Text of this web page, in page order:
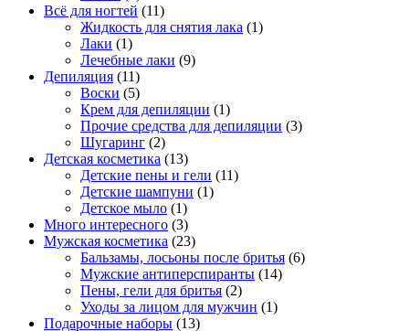
Всё для ногтей (11)
Жидкость для снятия лака (1)
Лаки (1)
Лечебные лаки (9)
Депиляция (11)
Воски (5)
Крем для депиляции (1)
Прочие средства для депиляции (3)
Шугаринг (2)
Детская косметика (13)
Детские пены и гели (11)
Детские шампуни (1)
Детское мыло (1)
Много интересного (3)
Мужская косметика (23)
Бальзамы, лосьоны после бритья (6)
Мужские антиперспиранты (14)
Пены, гели для бритья (2)
Уходы за лицом для мужчин (1)
Подарочные наборы (13)